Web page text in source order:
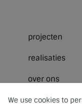
projecten
realisaties
over ons
We use cookies to